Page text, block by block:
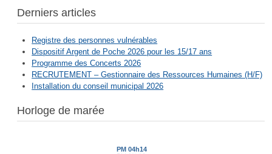
Derniers articles
Registre des personnes vulnérables
Dispositif Argent de Poche 2026 pour les 15/17 ans
Programme des Concerts 2026
RECRUTEMENT – Gestionnaire des Ressources Humaines (H/F)
Installation du conseil municipal 2026
Horloge de marée